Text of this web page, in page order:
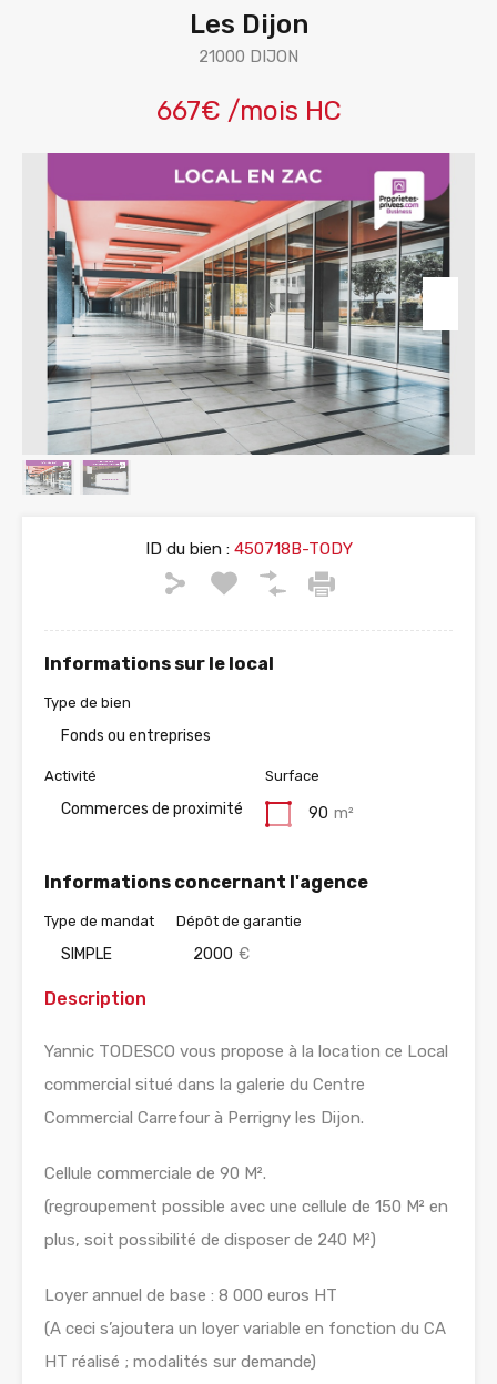
Les Dijon
21000 DIJON
667€ /mois HC
ID du bien :450718B-TODY
Informations sur le local
Type de bien
Fonds ou entreprises
Activité
Commerces de proximité
Surface
90 m²
Informations concernant l'agence
Type de mandat
SIMPLE
Dépôt de garantie
2000 €
Description
Yannic TODESCO vous propose à la location ce Local
commercial situé dans la galerie du Centre
Commercial Carrefour à Perrigny les Dijon.
Cellule commerciale de 90 M².
(regroupement possible avec une cellule de 150 M² en
plus, soit possibilité de disposer de 240 M²)
Loyer annuel de base : 8 000 euros HT
(A ceci s’ajoutera un loyer variable en fonction du CA
HT réalisé ; modalités sur demande)